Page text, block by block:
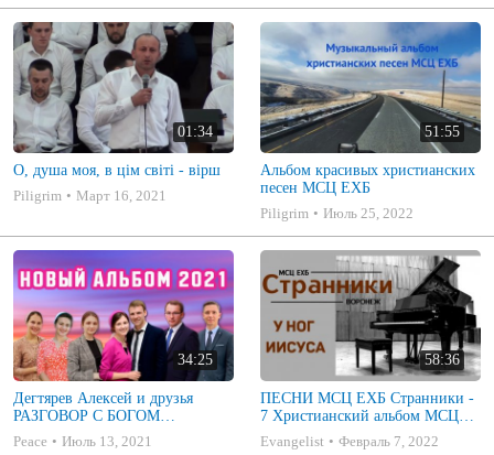
01:34
О, душа моя, в цім світі - вірш
Piligrim
Март 16, 2021
51:55
Альбом красивых христианских
песен МСЦ ЕХБ
Piligrim
Июль 25, 2022
34:25
Дегтярев Алексей и друзья
РАЗГОВОР С БОГОМ
Христианские песни МСЦ ЕХБ
2021 (7я)
Peace Июль 13, 2021
58:36
ПЕСНИ МСЦ ЕХБ Странники -
7 Христианский альбом МСЦ
ЕХБ
Evangelist Февраль 7, 2022